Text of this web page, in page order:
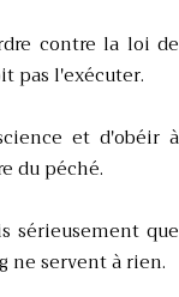
contre la loi de
pas l'exécuter.
et d'obéir à
du péché.
sérieusement que
ne servent à rien.